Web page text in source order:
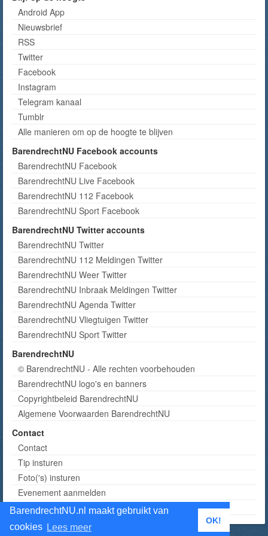
BarendrechtNU.nl maakt gebruikt van
cookies Lees meer
OK!
Android App
Nieuwsbrief
RSS
Twitter
Facebook
Instagram
Telegram kanaal
Tumblr
Alle manieren om op de hoogte te blijven
BarendrechtNU Facebook accounts
BarendrechtNU Facebook
BarendrechtNU Live Facebook
BarendrechtNU 112 Facebook
BarendrechtNU Sport Facebook
BarendrechtNU Twitter accounts
BarendrechtNU Twitter
BarendrechtNU 112 Meldingen Twitter
BarendrechtNU Weer Twitter
BarendrechtNU Inbraak Meldingen Twitter
BarendrechtNU Agenda Twitter
BarendrechtNU Vliegtuigen Twitter
BarendrechtNU Sport Twitter
BarendrechtNU
© BarendrechtNU - Alle rechten voorbehouden
BarendrechtNU logo's en banners
Copyrightbeleid BarendrechtNU
Algemene Voorwaarden BarendrechtNU
Contact
Contact
Tip insturen
Foto('s) insturen
Evenement aanmelden
Informatie aanvragen adverteren